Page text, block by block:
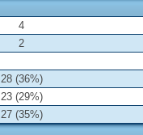
4
2
28 (36%)
23 (29%)
27 (35%)